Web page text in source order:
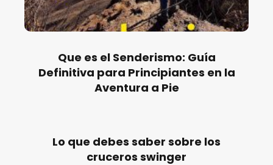
Que es el Senderismo: Guía
Definitiva para Principiantes en la
Aventura a Pie
Lo que debes saber sobre los
cruceros swinger